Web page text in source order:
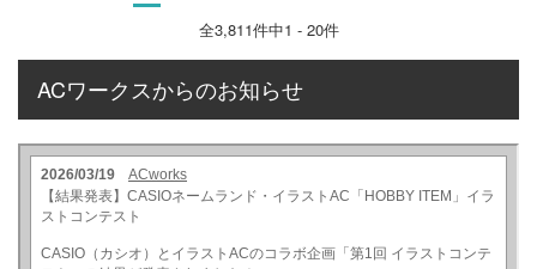
全3,811件中1 - 20件
ACワークスからのお知らせ